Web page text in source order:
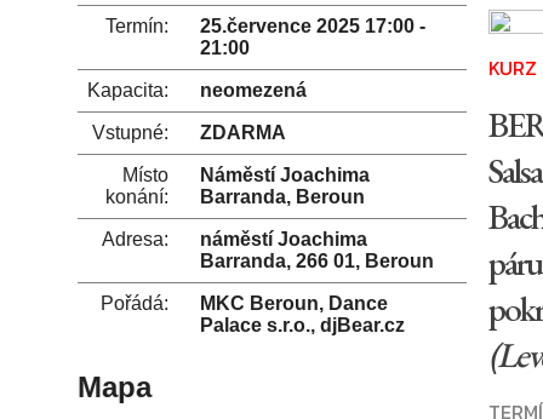
Termín:
25.července 2025 17:00 -
21:00
Kapacita: neomezená
Vstupné: ZDARMA
Místo
konání:
Náměstí Joachima
Barranda, Beroun
Adresa:
náměstí Joachima
Barranda, 266 01, Beroun
Pořádá:
MKC Beroun, Dance
Palace s.r.o., djBear.cz
Mapa
KURZ